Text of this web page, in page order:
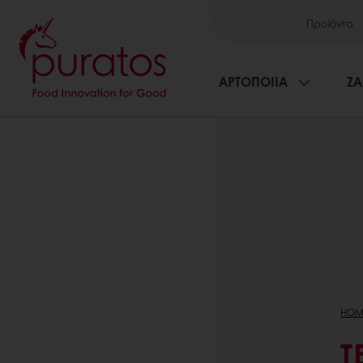
Προϊόντα
ΑΡΤΟΠΟΙΙΑ